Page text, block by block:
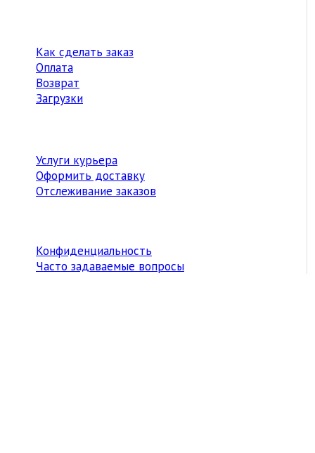
Как сделать заказ
Оплата
Возврат
Загрузки
Услуги курьера
Оформить доставку
Отслеживание заказов
Конфиденциальность
Часто задаваемые вопросы